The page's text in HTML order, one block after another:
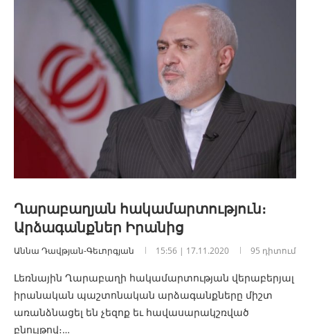
Ղարաբաղյան հակամարտություն։
Արձագանքներ Իրանից
Աննա Դավթյան-Գեւորգյան 15:56 | 17.11.2020 95 դիտում
Լեռնային Ղարաբաղի հակամարտության վերաբերյալ
իրանական պաշտոնական արձագանքները միշտ
առանձնացել են չեզոք եւ հավասարակշռված
բնույթով։…